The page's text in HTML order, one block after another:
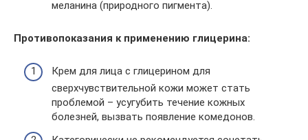
меланина (природного пигмента).
Противопоказания к применению глицерина:
Крем для лица с глицерином для
сверхчувствительной кожи может стать
проблемой – усугубить течение кожных
болезней, вызвать появление комедонов.